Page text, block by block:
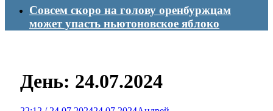
Совсем скоро на голову оренбуржцам
может упасть ньютоновское яблоко
День: 24.07.2024